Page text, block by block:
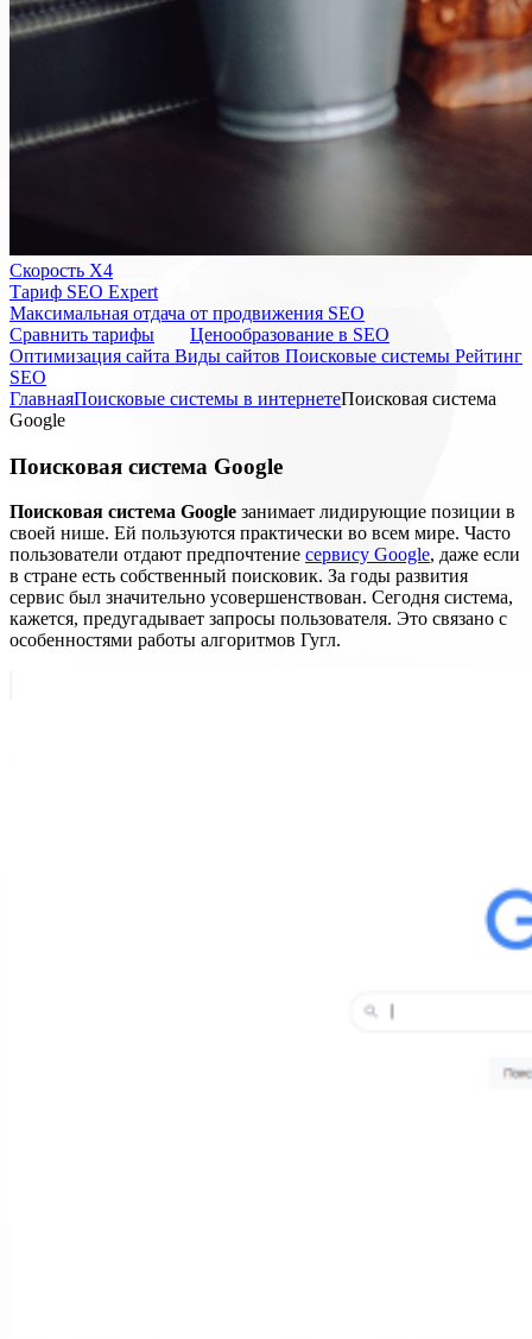
Скорость Х4
Тариф SEO Expert
Максимальная отдача от продвижения SEO
Cравнить тарифы
Ценообразование в SEO
Оптимизация сайта Виды сайтов Поисковые системы Рейтинг
SEO
ГлавнаяПоисковые системы в интернетеПоисковая система
Google
Поисковая система Google
Поисковая система Google занимает лидирующие позиции в
своей нише. Ей пользуются практически во всем мире. Часто
пользователи отдают предпочтение сервису Google, даже если
в стране есть собственный поисковик. За годы развития
сервис был значительно усовершенствован. Сегодня система,
кажется, предугадывает запросы пользователя. Это связано с
особенностями работы алгоритмов Гугл.